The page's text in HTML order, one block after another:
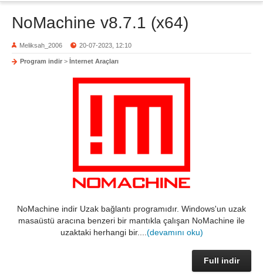
NoMachine v8.7.1 (x64)
Meliksah_2006 20-07-2023, 12:10
Program indir > İnternet Araçları
NoMachine indir Uzak bağlantı programıdır. Windows'un uzak
masaüstü aracına benzeri bir mantıkla çalışan NoMachine ile
uzaktaki herhangi bir.... (devamını oku)
Full indir